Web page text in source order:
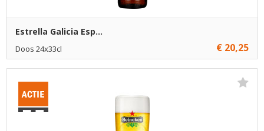
Estrella Galicia Esp...
Doos 24x33cl € 20,25
€ 19,75